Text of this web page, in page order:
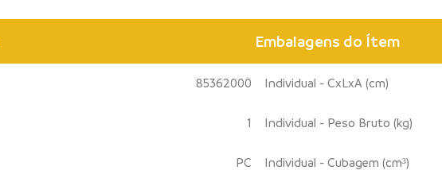
Embalagens do Ítem
85362000
1
PC
Individual - CxLxA (cm)
Individual - Peso Bruto (kg)
Individual - Cubagem (cm³)